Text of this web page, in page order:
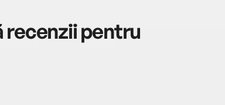
recenzii pentru